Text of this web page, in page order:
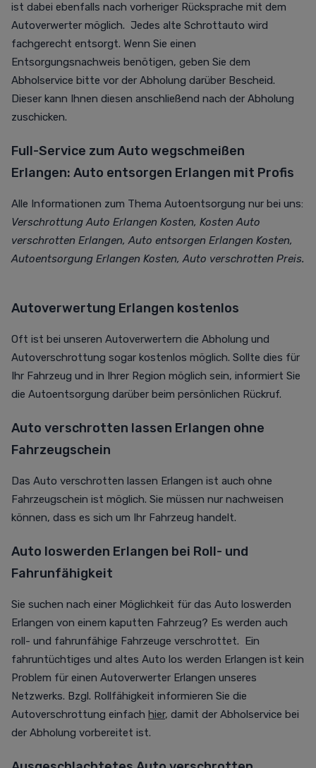
ist dabei ebenfalls nach vorheriger Rücksprache mit dem
Autoverwerter möglich. Jedes alte Schrottauto wird
fachgerecht entsorgt. Wenn Sie einen
Entsorgungsnachweis benötigen, geben Sie dem
Abholservice bitte vor der Abholung darüber Bescheid.
Dieser kann Ihnen diesen anschließend nach der Abholung
zuschicken.
Full-Service zum Auto wegschmeißen
Erlangen: Auto entsorgen Erlangen mit Profis
Alle Informationen zum Thema Autoentsorgung nur bei uns:
Verschrottung Auto Erlangen Kosten, Kosten Auto
verschrotten Erlangen, Auto entsorgen Erlangen Kosten,
Autoentsorgung Erlangen Kosten, Auto verschrotten Preis.
Autoverwertung Erlangen kostenlos
Oft ist bei unseren Autoverwertern die Abholung und
Autoverschrottung sogar kostenlos möglich. Sollte dies für
Ihr Fahrzeug und in Ihrer Region möglich sein, informiert Sie
die Autoentsorgung darüber beim persönlichen Rückruf.
Auto verschrotten lassen Erlangen ohne
Fahrzeugschein
Das Auto verschrotten lassen Erlangen ist auch ohne
Fahrzeugschein ist möglich. Sie müssen nur nachweisen
können, dass es sich um Ihr Fahrzeug handelt.
Auto loswerden Erlangen bei Roll- und
Fahrunfähigkeit
Sie suchen nach einer Möglichkeit für das Auto loswerden
Erlangen von einem kaputten Fahrzeug? Es werden auch
roll- und fahrunfähige Fahrzeuge verschrottet. Ein
fahruntüchtiges und altes Auto los werden Erlangen ist kein
Problem für einen Autoverwerter Erlangen unseres
Netzwerks. Bzgl. Rollfähigkeit informieren Sie die
Autoverschrottung einfach hier, damit der Abholservice bei
der Abholung vorbereitet ist.